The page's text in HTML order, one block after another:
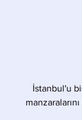
İstanbul'u